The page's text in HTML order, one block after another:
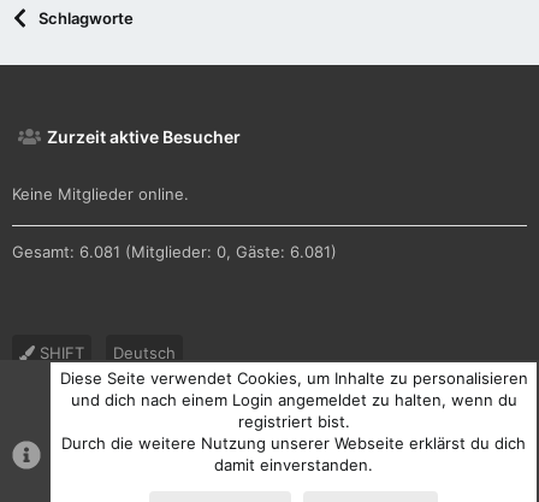
Schlagworte
Zurzeit aktive Besucher
Keine Mitglieder online.
Gesamt: 6.081 (Mitglieder: 0, Gäste: 6.081)
SHIFT
Deutsch
Nutzungsbedingungen
Datenschutz Hilfe und Impressum
S
S
Diese Seite verwendet Cookies, um Inhalte zu personalisieren
und dich nach einem Login angemeldet zu halten, wenn du
registriert bist.
Durch die weitere Nutzung unserer Webseite erklärst du dich
damit einverstanden.